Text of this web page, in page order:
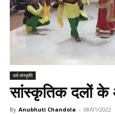
धर्म-संस्कृति
सांस्कृतिक दलों के
By Anubhuti Chandola - 08/01/2022